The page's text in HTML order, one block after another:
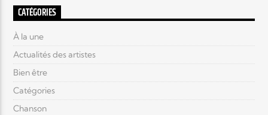
CATÉGORIES
À la une
Actualités des artistes
Bien être
Catégories
Chanson